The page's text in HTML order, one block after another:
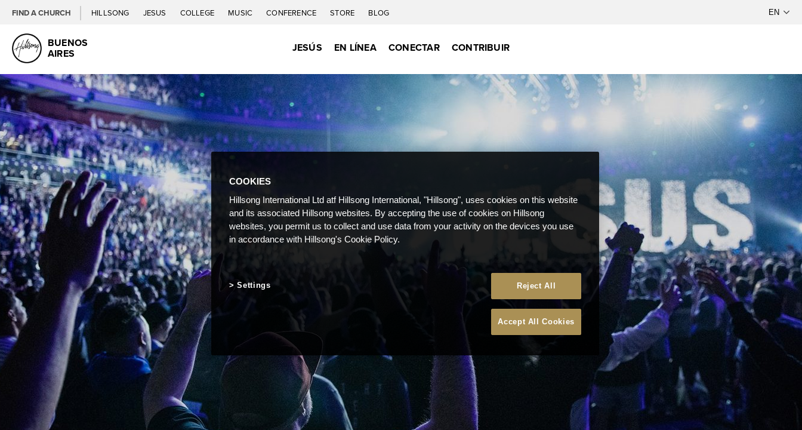
FIND A CHURCH HILLSONG JESUS COLLEGE MUSIC CONFERENCE STORE BLOG
BUENOS
AIRES JESÚS EN LÍNEA CONECTAR CONTRIBUIR
COOKIES
Hillsong International Ltd atf Hillsong International, "Hillsong", uses cookies on this website
and its associated Hillsong websites. By accepting the use of cookies on Hillsong
websites, you permit us to collect and use data from your activity on the devices you use
in accordance with Hillsong's Cookie Policy.
Reject All
Accept All Cookies
Settings